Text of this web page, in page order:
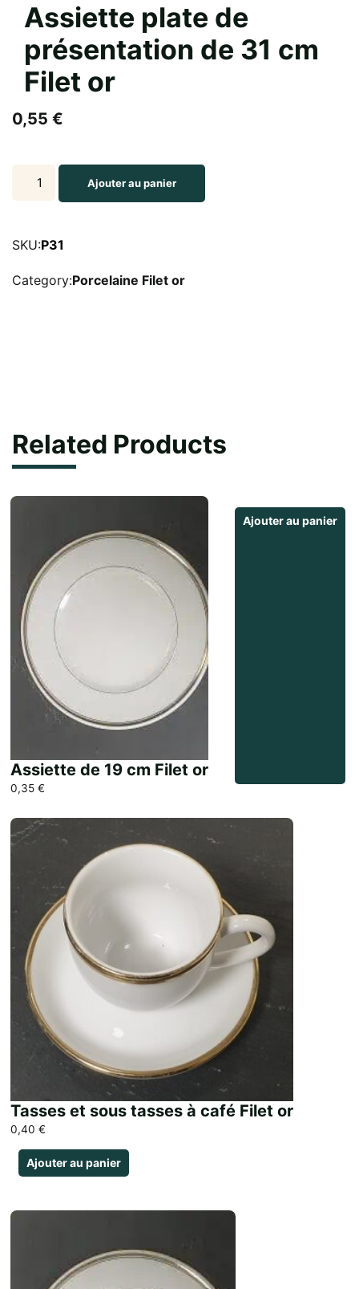
Assiette plate de
présentation de 31 cm
Filet or
0,55 €
Assiette
présentation
31
Ajouter au panier
SKU:P31
Category:Porcelaine Filet or
Related Products
Assiette de 19 cm Filet or
0,35 €
Ajouter au panier
Tasses et sous tasses à café Filet or
0,40 €
Ajouter au panier